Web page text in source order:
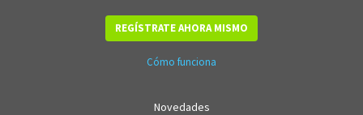
REGÍSTRATE AHORA MISMO
Cómo funciona
Novedades